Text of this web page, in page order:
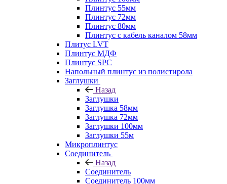
Плинтус 55мм
Плинтус 72мм
Плинтус 80мм
Плинтус с кабель каналом 58мм
Плитус LVT
Плинтус МДФ
Плинтус SPC
Напольный плинтус из полистирола
Заглушки
Назад
Заглушки
Заглушка 58мм
Заглушка 72мм
Заглушки 100мм
Заглушки 55м
Микроплинтус
Соединитель
Назад
Соединитель
Соединитель 100мм